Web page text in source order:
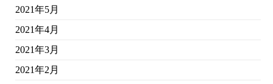
2021年5月
2021年4月
2021年3月
2021年2月